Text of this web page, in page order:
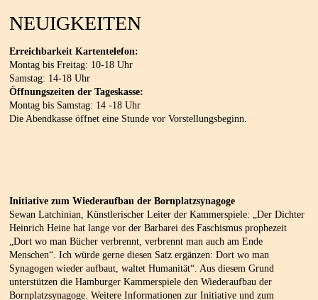
NEUIGKEITEN
Erreichbarkeit Kartentelefon:
Montag bis Freitag: 10-18 Uhr
Samstag: 14-18 Uhr
Öffnungszeiten der Tageskasse:
Montag bis Samstag: 14 -18 Uhr
Die Abendkasse öffnet eine Stunde vor Vorstellungsbeginn.
Initiative zum Wiederaufbau der Bornplatzsynagoge
Sewan Latchinian, Künstlerischer Leiter der Kammerspiele: „Der Dichter
Heinrich Heine hat lange vor der Barbarei des Faschismus prophezeit
„Dort wo man Bücher verbrennt, verbrennt man auch am Ende
Menschen“. Ich würde gerne diesen Satz ergänzen: Dort wo man
Synagogen wieder aufbaut, waltet Humanität“. Aus diesem Grund
unterstützen die Hamburger Kammerspiele den Wiederaufbau der
Bornplatzsynagoge. Weitere Informationen zur Initiative und zum